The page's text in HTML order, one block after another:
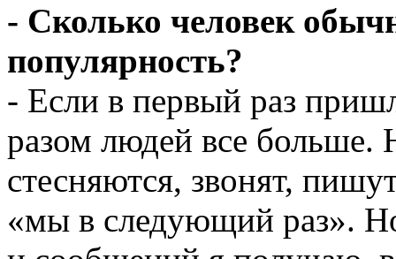
- Сколько человек
популярность?
- Если в первый раз
разом людей все больше.
стесняются, звонят,
«мы в следующий раз».